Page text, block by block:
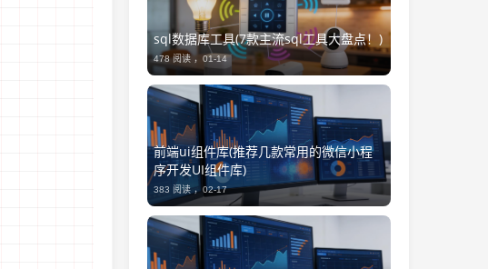
sql数据库工具(7款主流sql工具大盘点！)
478 阅读 ，01-14
前端ui组件库(推荐几款常用的微信小程
序开发UI组件库)
383 阅读 ，02-17